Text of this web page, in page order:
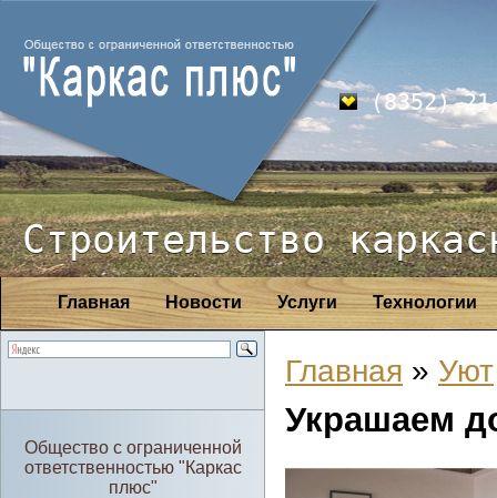
(8352)
Строительство
Технологии
Услуги
Новости
Главная
Общество с ограниченной
ответственностью "Каркас
плюс"
Главная » Уют
Украшаем